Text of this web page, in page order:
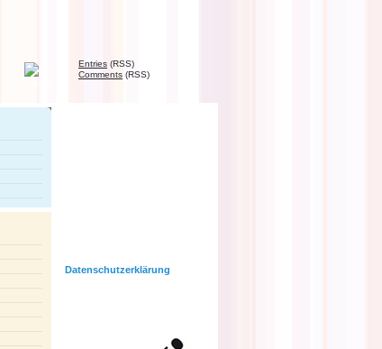
Entries (RSS)
Comments (RSS)
Datenschutzerklärung